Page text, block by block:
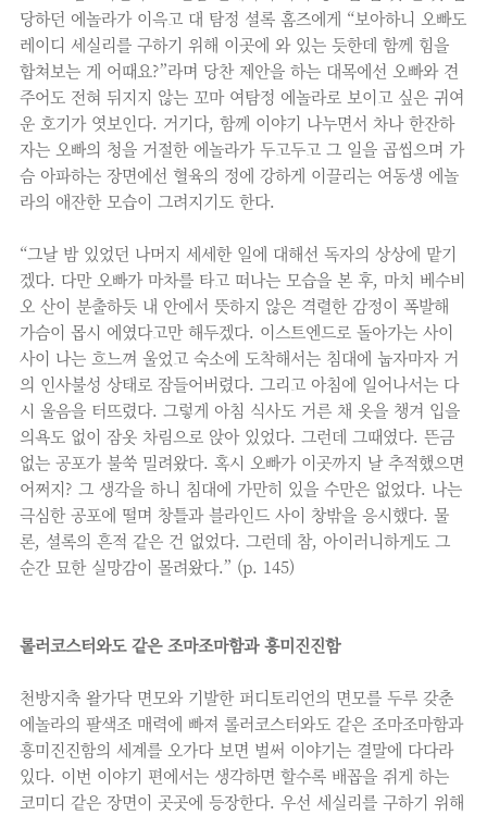
당하던 에놀라가 이윽고 대 탐정 셜록 홈즈에게 “보아하니 오빠도
레이디 세실리를 구하기 위해 이곳에 와 있는 듯한데 함께 힘을
합쳐보는 게 어때요?”라며 당찬 제안을 하는 대목에선 오빠와 견
주어도 전혀 뒤지지 않는 꼬마 여탐정 에놀라로 보이고 싶은 귀여
운 호기가 엿보인다. 거기다, 함께 이야기 나누면서 차나 한잔하
자는 오빠의 청을 거절한 에놀라가 두고두고 그 일을 곱씹으며 가
슴 아파하는 장면에선 혈육의 정에 강하게 이끌리는 여동생 에놀
라의 애잔한 모습이 그려지기도 한다.
“그날 밤 있었던 나머지 세세한 일에 대해선 독자의 상상에 맡기
겠다. 다만 오빠가 마차를 타고 떠나는 모습을 본 후, 마치 베수비
오 산이 분출하듯 내 안에서 뜻하지 않은 격렬한 감정이 폭발해
가슴이 몹시 에였다고만 해두겠다. 이스트엔드로 돌아가는 사이
사이 나는 흐느껴 울었고 숙소에 도착해서는 침대에 눕자마자 거
의 인사불성 상태로 잠들어버렸다. 그리고 아침에 일어나서는 다
시 울음을 터뜨렸다. 그렇게 아침 식사도 거른 채 옷을 챙겨 입을
의욕도 없이 잠옷 차림으로 앉아 있었다. 그런데 그때였다. 뜬금
없는 공포가 불쑥 밀려왔다. 혹시 오빠가 이곳까지 날 추적했으면
어쩌지? 그 생각을 하니 침대에 가만히 있을 수만은 없었다. 나는
극심한 공포에 떨며 창틀과 블라인드 사이 창밖을 응시했다. 물
론, 셜록의 흔적 같은 건 없었다. 그런데 참, 아이러니하게도 그
순간 묘한 실망감이 몰려왔다.” (p. 145)
롤러코스터와도 같은 조마조마함과 흥미진진함
천방지축 왈가닥 면모와 기발한 퍼디토리언의 면모를 두루 갖춘
에놀라의 팔색조 매력에 빠져 롤러코스터와도 같은 조마조마함과
흥미진진함의 세계를 오가다 보면 벌써 이야기는 결말에 다다라
있다. 이번 이야기 편에서는 생각하면 할수록 배꼽을 쥐게 하는
코미디 같은 장면이 곳곳에 등장한다. 우선 세실리를 구하기 위해